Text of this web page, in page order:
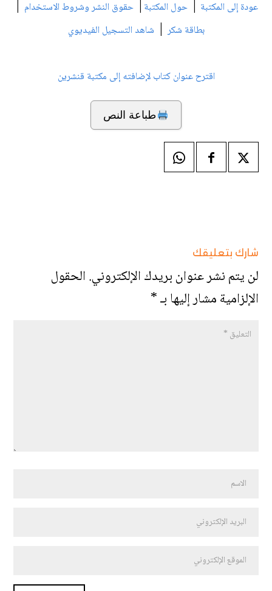
عودة إلى المكتبة | حول المكتبة | حقوق النشر وشروط الاستخدام |
بطاقة شكر| شاهد التسجيل الفيديوي
اقترح عنوان كتاب لإضافته إلى مكتبة قنشرين
طباعة النص
شارك بتعليقك
لن يتم نشر عنوان بريدك الإلكتروني.الحقول
الإلزامية مشار إليها بـ*